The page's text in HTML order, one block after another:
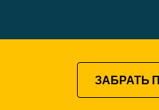
ЗАБРАТЬ